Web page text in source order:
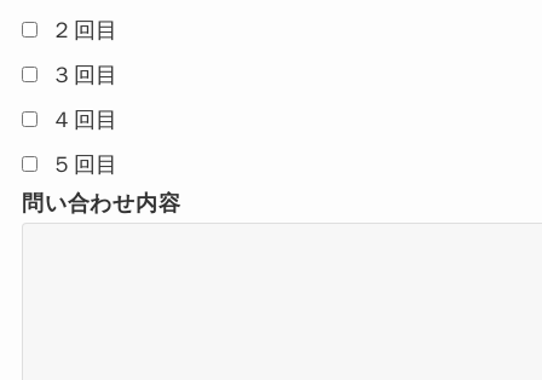
２回目
３回目
４回目
５回目
問い合わせ内容